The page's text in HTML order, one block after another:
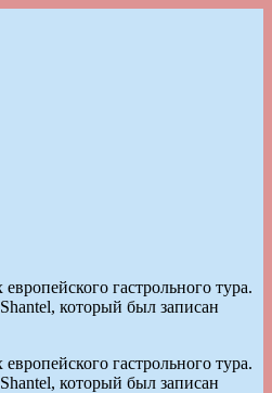
гастрольного тура.
который был записан
гастрольного тура.
который был записан